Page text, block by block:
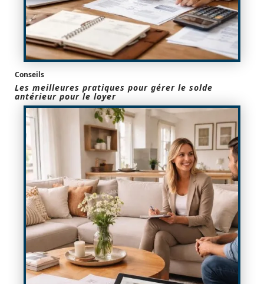
Conseils
Les meilleures pratiques pour gérer le solde
antérieur pour le loyer